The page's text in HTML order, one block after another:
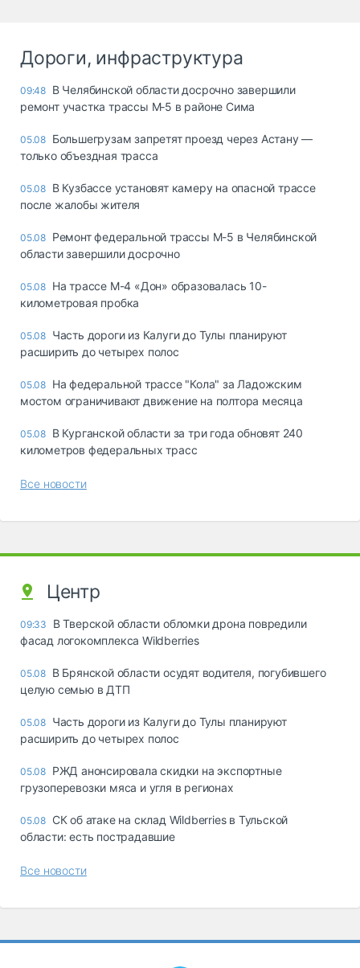
Дороги, инфраструктура
09:48 В Челябинской области досрочно завершили
ремонт участка трассы М‑5 в районе Сима
05.08 Большегрузам запретят проезд через Астану —
только объездная трасса
05.08 В Кузбассе установят камеру на опасной трассе
после жалобы жителя
05.08 Ремонт федеральной трассы М-5 в Челябинской
области завершили досрочно
05.08 На трассе М-4 «Дон» образовалась 10-
километровая пробка
05.08 Часть дороги из Калуги до Тулы планируют
расширить до четырех полос
05.08 На федеральной трассе "Кола" за Ладожским
мостом ограничивают движение на полтора месяца
05.08 В Курганской области за три года обновят 240
километров федеральных трасс
Все новости
Центр
09:33
В Тверской области обломки дрона повредили
фасад логокомплекса Wildberries
05.08 В Брянской области осудят водителя, погубившего
целую семью в ДТП
05.08 Часть дороги из Калуги до Тулы планируют
расширить до четырех полос
05.08 РЖД анонсировала скидки на экспортные
грузоперевозки мяса и угля в регионах
05.08 СК об атаке на склад Wildberries в Тульской
области: есть пострадавшие
Все новости